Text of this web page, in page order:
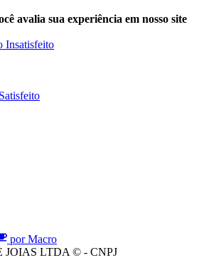
avalia sua experiência em nosso site
Insatisfeito
por Macro
JOIAS LTDA © - CNPJ